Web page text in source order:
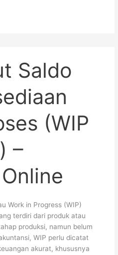
Saldo
(WIP
–
Work in Progress (WIP)
terdiri dari produk atau
produksi, namun belum
WIP perlu dicatat
akurat, khususnya